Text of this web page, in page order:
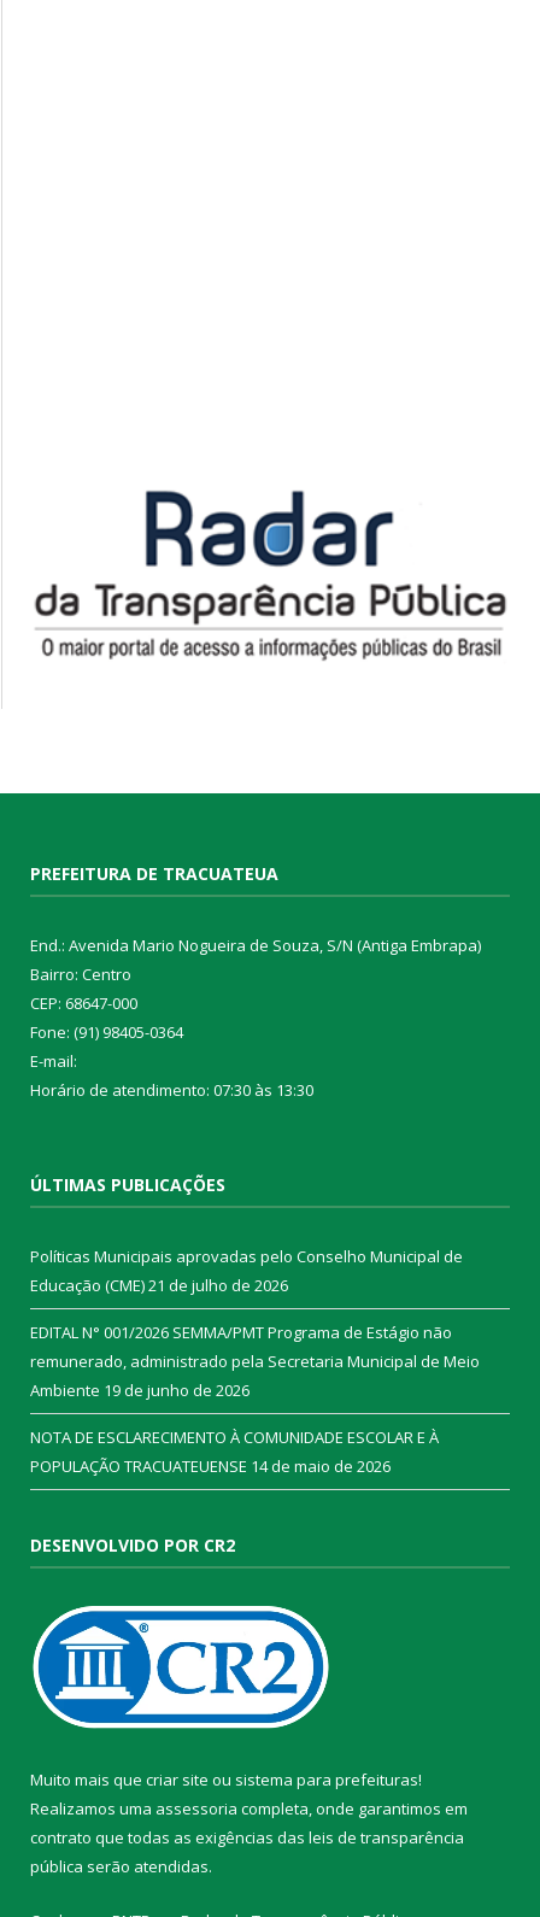
PREFEITURA DE TRACUATEUA
End.: Avenida Mario Nogueira de Souza, S/N (Antiga Embrapa)
Bairro: Centro
CEP: 68647-000
Fone: (91) 98405-0364
E-mail:
Horário de atendimento: 07:30 às 13:30
ÚLTIMAS PUBLICAÇÕES
Políticas Municipais aprovadas pelo Conselho Municipal de
Educação (CME)21 de julho de 2026
EDITAL N° 001/2026 SEMMA/PMT Programa de Estágio não
remunerado, administrado pela Secretaria Municipal de Meio
Ambiente 19 de junho de 2026
NOTA DE ESCLARECIMENTO À COMUNIDADE ESCOLAR E À
POPULAÇÃO TRACUATEUENSE 14 de maio de 2026
DESENVOLVIDO POR CR2
Muito mais que criar site ou sistema para prefeituras!
Realizamos uma assessoria completa, onde garantimos em
contrato que todas as exigências das leis de transparência
pública serão atendidas.